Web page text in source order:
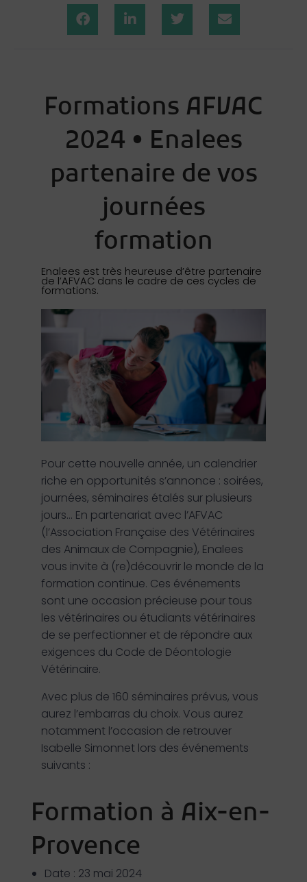
Formations AFVAC
2024 • Enalees
partenaire de vos
journées
formation
Enalees est très heureuse d’être partenaire
de l’AFVAC dans le cadre de ces cycles de
formations.
Pour cette nouvelle année, un calendrier
riche en opportunités s’annonce : soirées,
journées, séminaires étalés sur plusieurs
jours… En partenariat avec l’AFVAC
(l’Association Française des Vétérinaires
des Animaux de Compagnie), Enalees
vous invite à (re)découvrir le monde de la
formation continue. Ces événements
sont une occasion précieuse pour tous
les vétérinaires ou étudiants vétérinaires
de se perfectionner et de répondre aux
exigences du Code de Déontologie
Vétérinaire.
Avec plus de 160 séminaires prévus, vous
aurez l’embarras du choix. Vous aurez
notamment l’occasion de retrouver
Isabelle Simonnet lors des événements
suivants :
Formation à Aix-en-
Date : 23 mai 2024